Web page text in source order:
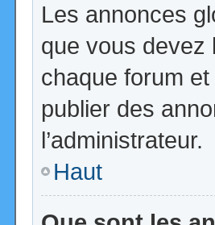
Les annonces
que vous devez
chaque forum
publier des
l’administrateur.
Haut